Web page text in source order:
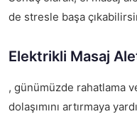
de stresle başa
Elektrikli Masaj
, günümüzde rahatlama
dolaşımını artırmaya